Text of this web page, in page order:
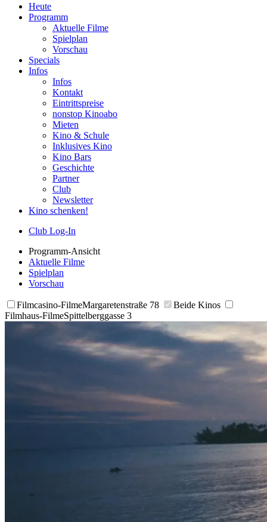
Heute
Programm
Aktuelle Filme
Spielplan
Vorschau
Specials
Infos
Infos
Kontakt
Eintrittspreise
nonstop Kinoabo
Mieten
Kino & Schule
Inklusives Kino
Kino Bars
Geschichte
Partner
Club
Newsletter
Kino schenken!
Club Log-In
Programm-Ansicht
Aktuelle Filme
Spielplan
Vorschau
Filmcasino-FilmeMargaretenstraße 78
Beide Kinos
Filmhaus-FilmeSpittelberggasse 3